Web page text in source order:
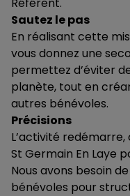
Sautez le pas
En réalisant cette
vous donnez une
permettez d’éviter
planète, tout en
autres bénévoles.
Précisions
L’activité
St Germain En Laye
Nous avons besoin
bénévoles pour